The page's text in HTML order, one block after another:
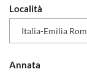
Località
Annata